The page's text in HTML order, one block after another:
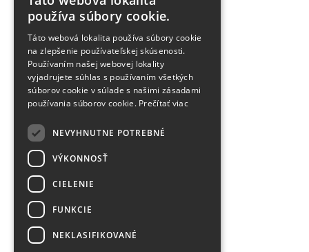
Všetko o nákupe
Akcie
Blog
FAQ
Partnerské stránky
Odstúpenie od zmluvy
Bezpečnost a ochrana osobných údajov
Všeobecné obchodné podmienky
Reklamačný poriadok
Používanie Cookies
Doručovanie
používa súbory cookie.
Táto webová lokalita používa súbory cookie
na zlepšenie používateľskej skúsenosti.
Používaním našej webovej lokality
vyjadrujete súhlas s používaním všetkých
súborov cookie v súlade s našimi zásadami
používania súborov cookie. Prečítať viac
NEVYHNUTNE POTREBNÉ
VÝKONNOSŤ
CIELENIE
FUNKCIE
NEKLASIFIKOVANÉ